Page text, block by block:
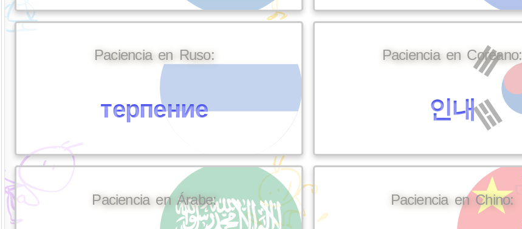
Paciencia en Ruso:
терпение
Paciencia en Coreano:
인내
Paciencia en Árabe: Paciencia en Chino: